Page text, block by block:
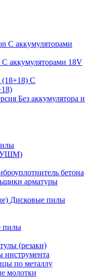
С аккумуляторами
С аккумуляторами 18V
С
Без аккумулятора и
(УШМ)
бетона
арматуры
Дисковые пилы
пилы
(резаки)
инструмента
по металлу
молотки